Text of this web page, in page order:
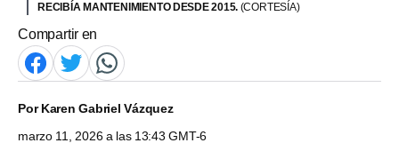
RECIBÍA MANTENIMIENTO DESDE 2015. (CORTESÍA)
Compartir en
PorKaren Gabriel Vázquez
marzo 11, 2026 a las 13:43 GMT-6